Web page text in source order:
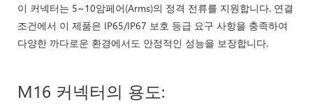
이 커넥터는 5~10암페어(Arms)의 정격 전류를 지원합니다. 연결
조건에서 이 제품은 IP65/IP67 보호 등급 요구 사항을 충족하여
다양한 까다로운 환경에서도 안정적인 성능을 보장합니다.
M16 커넥터의 용도: